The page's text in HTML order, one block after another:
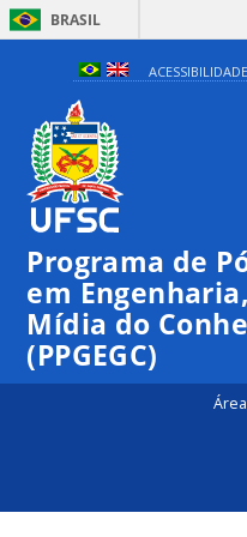
BRASIL
ACESSIBILIDADE
Programa de
em
Mídia do
(PPGEGC)